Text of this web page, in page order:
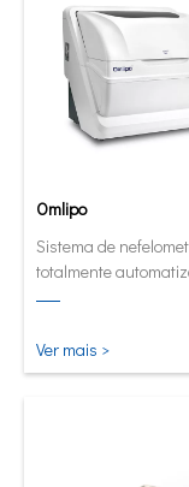
Omlipo
Sistema de
totalmente
para laboratórios de
volume.
Ver mais >